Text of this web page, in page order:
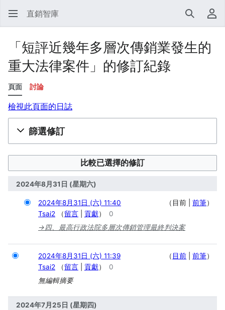
直銷智庫 搜尋 使
「短評近幾年多層次傳銷業發生的
重大法律案件」的修訂紀錄
頁面 討論
檢視此頁面的日誌
篩選修訂
2024年8月31日 (星期六)
目前 前筆
2024年8月31日 (六) 11:40
Tsai2
留言 貢獻
0
→四、最高行政法院多層次傳銷管理最終判決案
目前 前筆
2024年8月31日 (六) 11:39
Tsai2
留言 貢獻
0
無編輯摘要
2024年7月25日 (星期四)